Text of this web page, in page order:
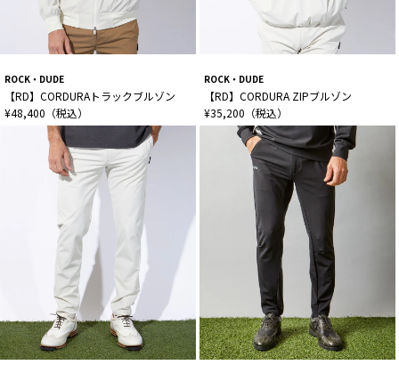
ROCK・DUDE
【RD】CORDURAトラックブルゾン
¥48,400（税込）
ROCK・DUDE
【RD】CORDURA ZIPブルゾン
¥35,200（税込）